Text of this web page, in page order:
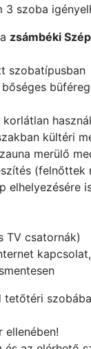
3 szoba
zsámbéki
szobatípusban
kültéri
merülő
(felnőttek
elhelyezésére
TV csatornák)
tetőtéri
ellenében!